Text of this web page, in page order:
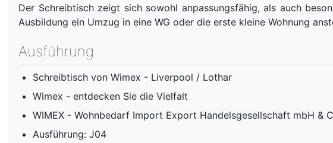
Der Schreibtisch zeigt sich sowohl anpassungsfähig, als auch
Ausbildung ein Umzug in eine WG oder die erste kleine Wohnung
Ausführung
Schreibtisch von Wimex - Liverpool / Lothar
Wimex - entdecken Sie die Vielfalt
WIMEX - Wohnbedarf Import Export Handelsgesellschaft mbH &
Ausführung: J04